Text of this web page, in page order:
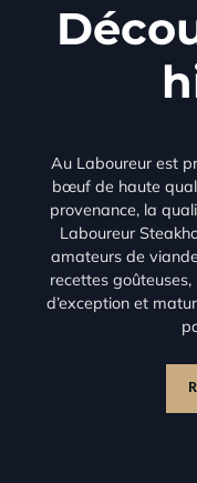
Au Laboureur est
bœuf de haute
provenance, la
Laboureur
amateurs de
recettes
d’exception et